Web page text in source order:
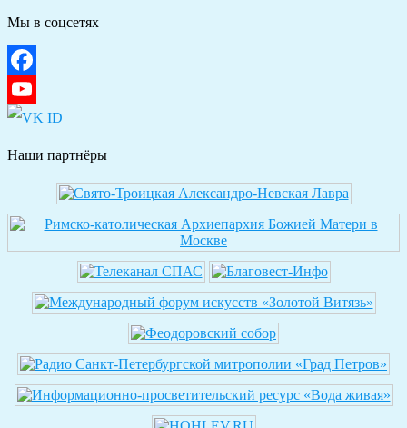
Мы в соцсетях
Facebook
YouTube
Наши партнёры